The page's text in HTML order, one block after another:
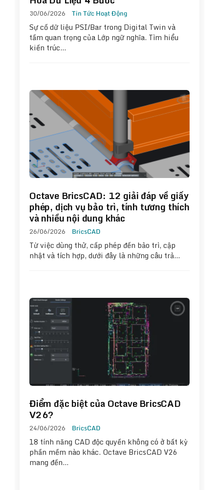
30/06/2026 Tin Tức Hoạt Động
Sự cố dữ liệu PSI/Bar trong Digital Twin và
tầm quan trọng của Lớp ngữ nghĩa. Tìm hiểu
kiến trúc…
Octave BricsCAD: 12 giải đáp về giấy
phép, dịch vụ bảo trì, tính tương thích
và nhiều nội dung khác
26/06/2026 BricsCAD
Từ việc dùng thử, cấp phép đến bảo trì, cập
nhật và tích hợp, dưới đây là những câu trả…
Điểm đặc biệt của Octave BricsCAD
V26?
24/06/2026 BricsCAD
18 tính năng CAD độc quyền không có ở bất kỳ
phần mềm nào khác. Octave BricsCAD V26
mang đến…